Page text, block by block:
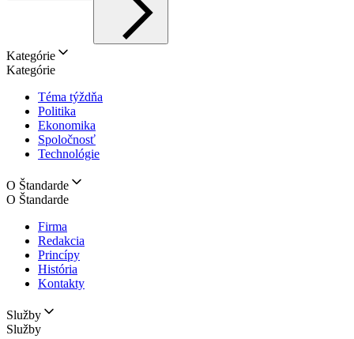
Kategórie
Kategórie
Téma týždňa
Politika
Ekonomika
Spoločnosť
Technológie
O Štandarde
O Štandarde
Firma
Redakcia
Princípy
História
Kontakty
Služby
Služby